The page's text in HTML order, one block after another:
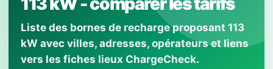
Liste des bornes de recharge proposant 113
kW avec villes, adresses, opérateurs et liens
vers les fiches lieux ChargeCheck.